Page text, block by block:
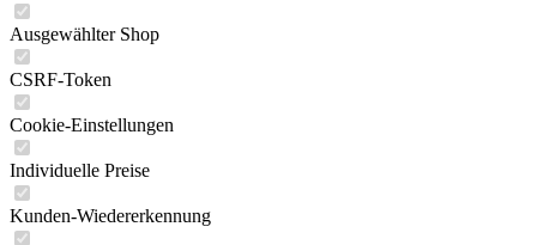
Ausgewählter Shop
CSRF-Token
Cookie-Einstellungen
Individuelle Preise
Kunden-Wiedererkennung